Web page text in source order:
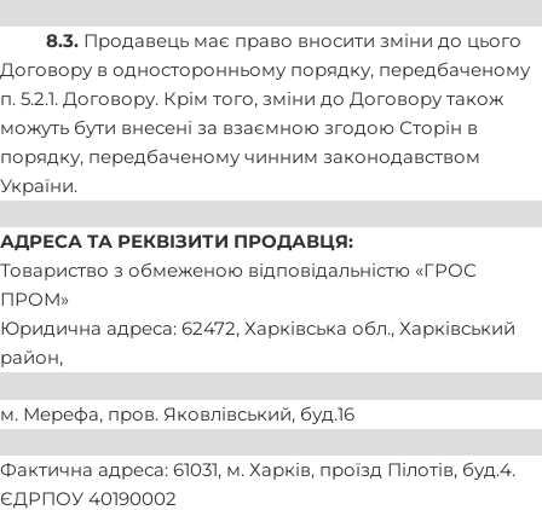
8.3.Продавець має право вносити зміни до цього
Договору в односторонньому порядку, передбаченому
п. 5.2.1. Договору. Крім того, зміни до Договору також
можуть бути внесені за взаємною згодою Сторін в
порядку, передбаченому чинним законодавством
України.
АДРЕСА ТА РЕКВІЗИТИ ПРОДАВЦЯ:
Товариство з обмеженою відповідальністю «ГРОС
ПРОМ»
Юридична адреса: 62472, Харківська обл., Харківський
район,
м. Мерефа, пров. Яковлівський, буд.16
Фактична адреса: 61031, м. Харків, проїзд Пілотів, буд.4.
ЄДРПОУ 40190002